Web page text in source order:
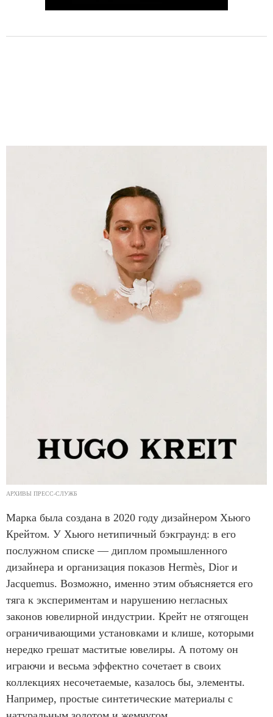
АРХИВЫ ПРЕСС-СЛУЖБ
Марка была создана в 2020 году дизайнером Хьюго
Крейтом. У Хьюго нетипичный бэкграунд: в его
послужном списке — диплом промышленного
дизайнера и организация показов Hermès, Dior и
Jacquemus. Возможно, именно этим объясняется его
тяга к экспериментам и нарушению негласных
законов ювелирной индустрии. Крейт не отягощен
ограничивающими установками и клише, которыми
нередко грешат маститые ювелиры. А потому он
играючи и весьма эффектно сочетает в своих
коллекциях несочетаемые, казалось бы, элементы.
Например, простые синтетические материалы с